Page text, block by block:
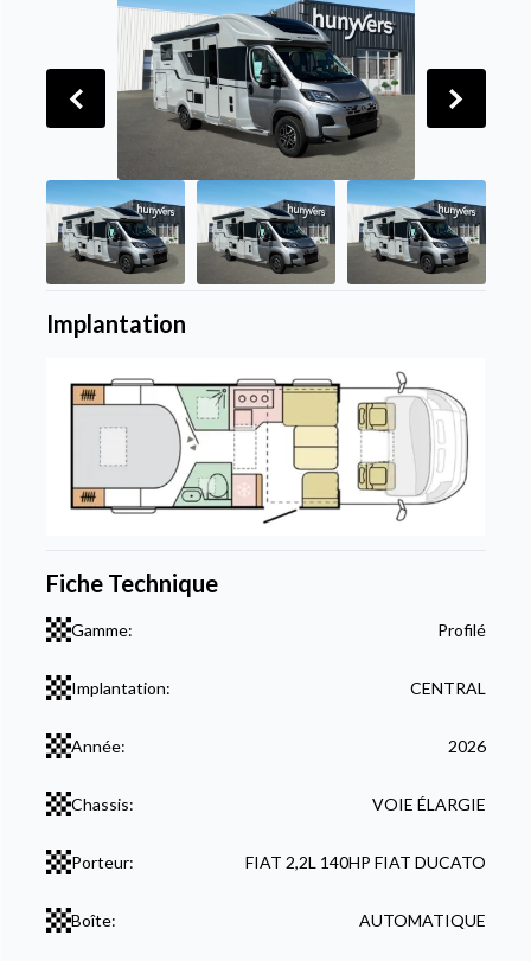
Implantation
Fiche Technique
Gamme: Profilé
Implantation: CENTRAL
Année: 2026
Chassis: VOIE ÉLARGIE
Porteur: FIAT 2,2L 140HP FIAT DUCATO
Boîte: AUTOMATIQUE